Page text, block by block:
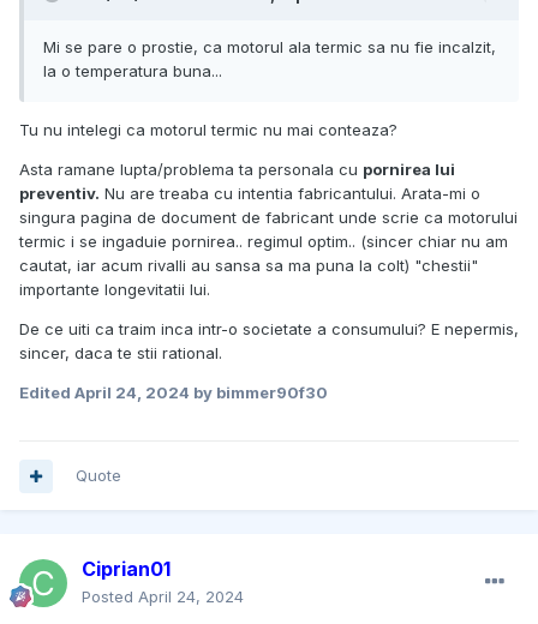
Mi se pare o prostie, ca motorul ala termic sa nu fie incalzit,
la o temperatura buna...
Tu nu intelegi ca motorul termic nu mai conteaza?
Asta ramane lupta/problema ta personala cu pornirea lui
preventiv. Nu are treaba cu intentia fabricantului. Arata-mi o
singura pagina de document de fabricant unde scrie ca motorului
termic i se ingaduie pornirea.. regimul optim.. (sincer chiar nu am
cautat, iar acum rivalli au sansa sa ma puna la colt) "chestii"
importante longevitatii lui.
De ce uiti ca traim inca intr-o societate a consumului? E nepermis,
sincer, daca te stii rational.
Edited April 24, 2024 by bimmer90f30
Quote
Ciprian01
Posted April 24, 2024